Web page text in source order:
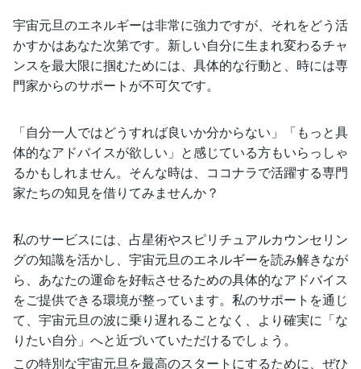
宇宙元旦のエネルギーは非常に強力ですが、それをどう活
かすかはあなた次第です。新しい自分に生まれ変わるチャ
ンスを最大限に掴むためには、具体的な行動と、時には専
門家からのサポートが不可欠です。
「自分一人ではどうすれば良いか分からない」「もっと具
体的なアドバイスが欲しい」と感じている方もいらっしゃ
るかもしれません。そんな時は、ココナラで活躍する専門
家たちの知見を借りてみませんか？
私のサービスには、占星術やスピリチュアルカウンセリン
グの知識を活かし、宇宙元旦のエネルギーを読み解きなが
ら、あなたの運命を好転させるための具体的なアドバイス
をご提供できる環境が整っています。私のサポートを通じ
て、宇宙元旦の波に乗り遅れることなく、より確実に「な
りたい自分」へと近づいていただけるでしょう。
この特別な宇宙元旦を最高のスタートにするために、ぜひ